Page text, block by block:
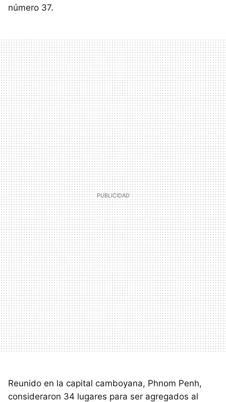
número 37.
Reunido en la capital camboyana, Phnom Penh,
consideraron 34 lugares para ser agregados al